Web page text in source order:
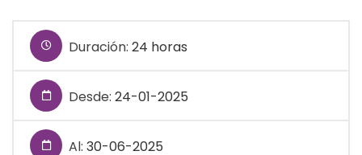
Duración: 24 horas
Desde: 24-01-2025
Al: 30-06-2025